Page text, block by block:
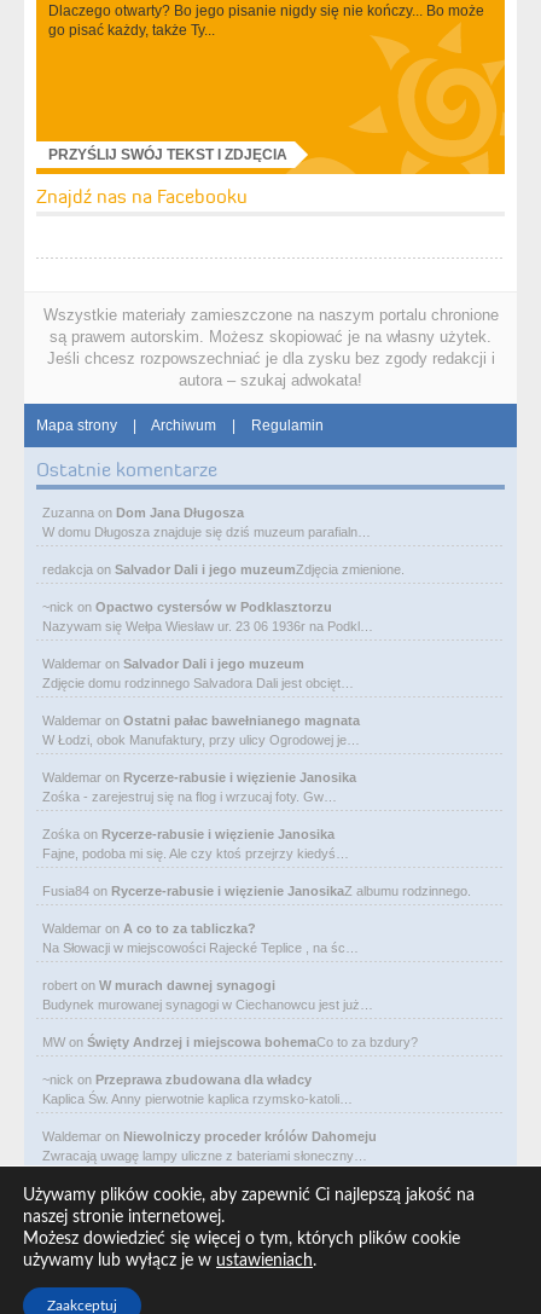
Dlaczego otwarty? Bo jego pisanie nigdy się nie kończy... Bo może
go pisać każdy, także Ty...
PRZYŚLIJ SWÓJ TEKST I ZDJĘCIA
Znajdź nas na Facebooku
Wszystkie materiały zamieszczone na naszym portalu chronione
są prawem autorskim. Możesz skopiować je na własny użytek.
Jeśli chcesz rozpowszechniać je dla zysku bez zgody redakcji i
autora – szukaj adwokata!
Mapa strony | Archiwum | Regulamin
Ostatnie komentarze
Zuzanna on Dom Jana Długosza
W domu Długosza znajduje się dziś muzeum parafialn…
redakcja on Salvador Dali i jego muzeumZdjęcia zmienione.
~nick on Opactwo cystersów w Podklasztorzu
Nazywam się Wełpa Wiesław ur. 23 06 1936r na Podkl…
Waldemar on Salvador Dali i jego muzeum
Zdjęcie domu rodzinnego Salvadora Dali jest obcięt…
Waldemar on Ostatni pałac bawełnianego magnata
W Łodzi, obok Manufaktury, przy ulicy Ogrodowej je…
Waldemar on Rycerze-rabusie i więzienie Janosika
Zośka - zarejestruj się na flog i wrzucaj foty. Gw…
Zośka on Rycerze-rabusie i więzienie Janosika
Fajne, podoba mi się. Ale czy ktoś przejrzy kiedyś…
Fusia84 on Rycerze-rabusie i więzienie JanosikaZ albumu rodzinnego.
Waldemar on A co to za tabliczka?
Na Słowacji w miejscowości Rajecké Teplice , na śc…
robert on W murach dawnej synagogi
Budynek murowanej synagogi w Ciechanowcu jest już…
MW on Święty Andrzej i miejscowa bohemaCo to za bzdury?
~nick on Przeprawa zbudowana dla władcy
Kaplica Św. Anny pierwotnie kaplica rzymsko-katoli…
Waldemar on Niewolniczy proceder królów Dahomeju
Zwracają uwagę lampy uliczne z bateriami słoneczny…
Waldemar on Adam Asnyk. Poeta z mojego miasta
CIEKAWOSTKA że pod banderą Malty pływa statek m/v…
Waldemar on
Historia na Wawelskim Wzgórzu
Michał Bogoria Skotnicki (1775–1808). Portret Mich…
Używamy plików cookie, aby zapewnić Ci najlepszą jakość na
naszej stronie internetowej.
Możesz dowiedzieć się więcej o tym, których plików cookie
używamy lub wyłącz je w ustawieniach.
Zaakceptuj